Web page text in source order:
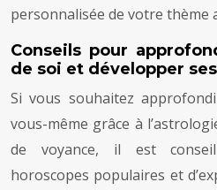
personnalisée de votre thème
Conseils pour
de soi et développer
Si vous souhaitez
vous-même grâce à
de voyance, il est
horoscopes populaires et